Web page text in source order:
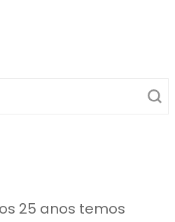
25 anos temos